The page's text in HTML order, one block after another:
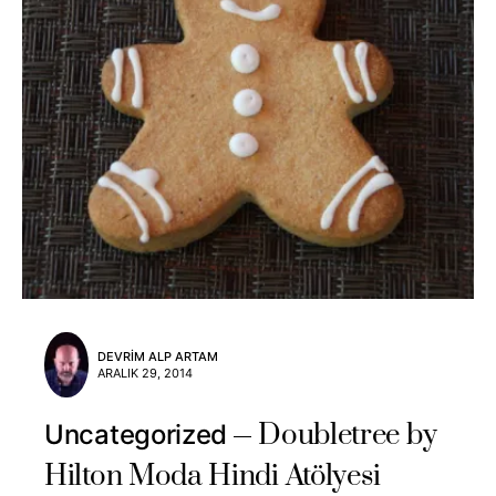
DEVRIM ALP ARTAM
ARALIK 29, 2014
Uncategorized
Doubletree by
Hilton Moda Hindi Atölyesi